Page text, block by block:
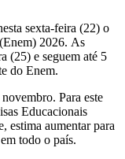
sexta-feira (22) o
2026. As
(25) e seguem até 5
do Enem.
Para este
Educacionais
estima aumentar para
todo o país.